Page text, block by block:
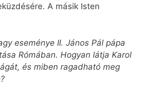
A másik Isten
eseménye II. János Pál pápa
Rómában. Hogyan látja Karol
és miben ragadható meg